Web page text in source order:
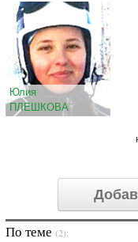
Юлия
ПЛЕШКОВА
По теме (2):